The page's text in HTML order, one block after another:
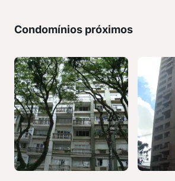
Condomínios próximos